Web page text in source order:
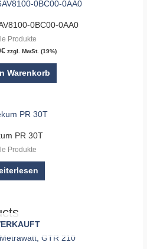
0BC00-0AA0
Produkte
€ zzgl. MwSt. (19%)
Warenkorb
PR 30T
Produkte